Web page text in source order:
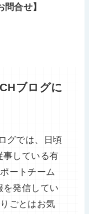
合せ】
ブログに
グでは、日頃
事している有
ートチーム
を発信してい
ごとはお気